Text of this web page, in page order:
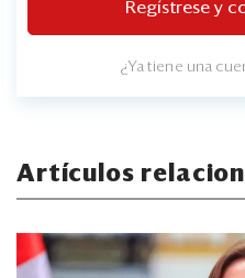
Regístrese y
¿Ya tiene una
Artículos